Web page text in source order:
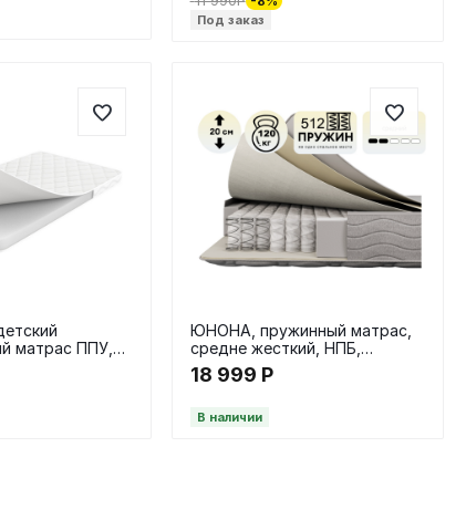
Под заказ
матрас ППУ,
ЮНОНА, пружинный матрас,
средне жесткий, НПБ,
140х200 / 20 см
18 999 Р
В наличии